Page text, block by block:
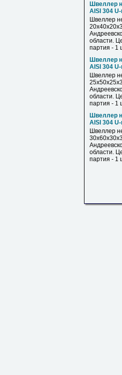
Швеллер
AISI 304
Швеллер
области.
партия - 1
Швеллер
AISI 304
Швеллер
области.
партия - 1
Швеллер
AISI 304
Швеллер
области.
партия - 1